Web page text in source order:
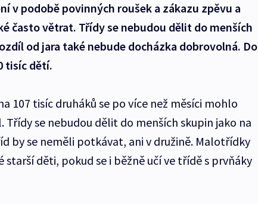
v podobě povinných roušek a zákazu zpěvu a
často větrat. Třídy se nebudou dělit do menších
od jara také nebude docházka dobrovolná. Do
tisíc dětí.
107 tisíc druháků se po více než měsíci mohlo
se nebudou dělit do menších skupin jako na
by se neměli potkávat, ani v družině. Malotřídky
starší děti, pokud se i běžně učí ve třídě s prvňáky